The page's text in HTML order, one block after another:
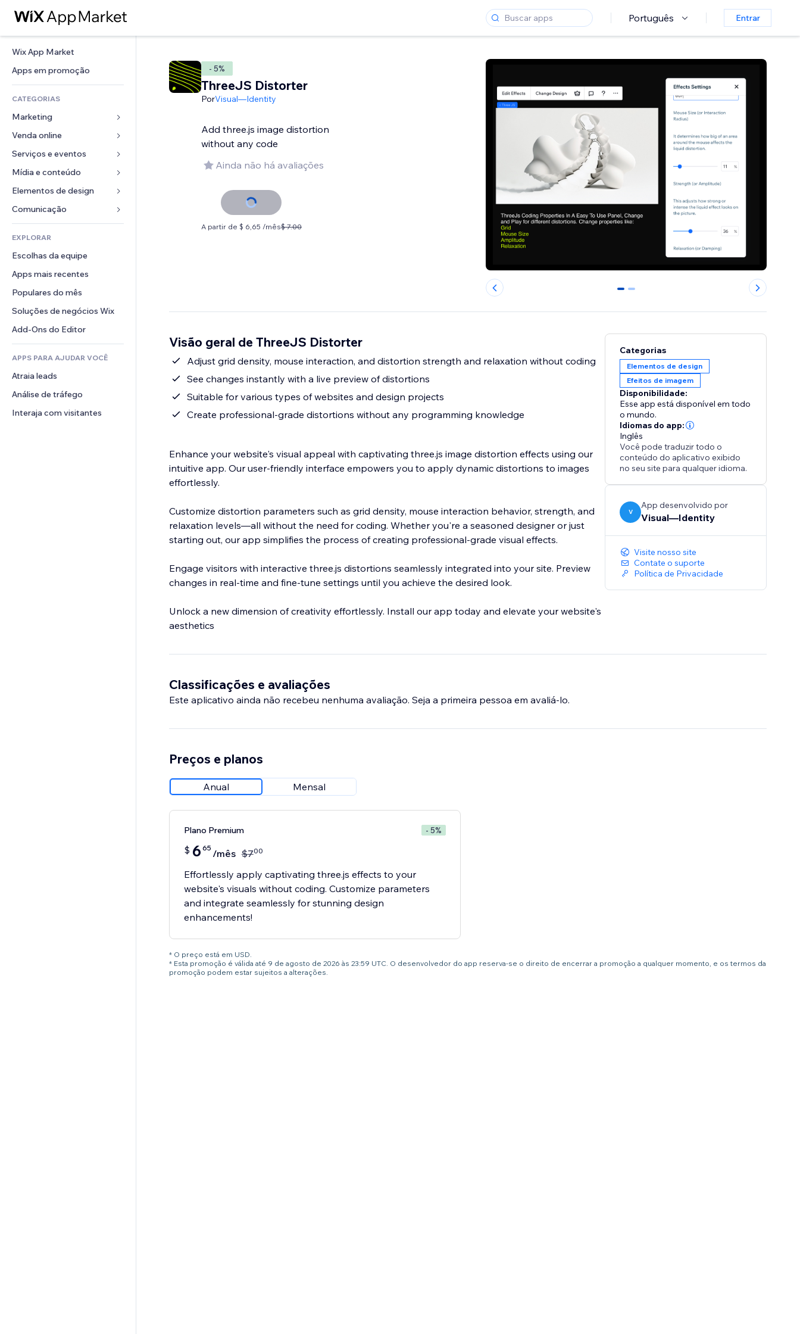
Português Entrar
Wix App Market
Apps em promoção
CATEGORIAS
Marketing
Anúncios
Mobile
Análises
Listas do site
Email
Venda online
Apps para lojas
Frete e entrega
Botões de venda
Contabilidade
Cupons e fidelidade
Soluções de armazenamento
Serviços e eventos
Hotéis
Eventos
Restaurantes
Imobiliária
Meus agendamentos
Mídia e conteúdo
Galeria
Músicas
Podcasts
Fotografia
Vídeo
PDF
Compartilhamento de arquivos
Notícias
Elementos de design
Mapas e navegação
Privacidade e segurança
Relógio
Templates de página
Efeitos de imagem
Botões e menus
Banners e selos
Calculadoras
Busca
Previsão do tempo
Tabelas e gráficos
Formulários
Enquetes
Chat
Comentários
Telefone
Comunidade
Avaliações e depoimentos
CRM
EXPLORAR
Escolhas da equipe
Apps mais recentes
Populares do mês
Soluções de negócios Wix
Add-Ons do Editor
APPS PARA AJUDAR VOCÊ
Atraia leads
Análise de tráfego
Interaja com visitantes
- 5%
ThreeJS Distorter
PorVisual—Identity
Add three.js image distortion
without any code
Ainda não há avaliações
A partir de $ 6,65 /mês$ 7.00
0 1
Visão geral de ThreeJS Distorter
Adjust grid density, mouse interaction, and distortion strength and relaxation without coding
See changes instantly with a live preview of distortions
Suitable for various types of websites and design projects
Create professional-grade distortions without any programming knowledge
Enhance your website's visual appeal with captivating three.js image distortion effects using our
intuitive app. Our user-friendly interface empowers you to apply dynamic distortions to images
effortlessly.
Customize distortion parameters such as grid density, mouse interaction behavior, strength, and
relaxation levels—all without the need for coding. Whether you're a seasoned designer or just
starting out, our app simplifies the process of creating professional-grade visual effects.
Engage visitors with interactive three.js distortions seamlessly integrated into your site. Preview
changes in real-time and fine-tune settings until you achieve the desired look.
Unlock a new dimension of creativity effortlessly. Install our app today and elevate your website's
aesthetics
Categorias
Elementos de design
Efeitos de imagem
Disponibilidade:
Esse app está disponível em todo
o mundo.
Idiomas do app:
Inglês
Você pode traduzir todo o
conteúdo do aplicativo exibido
no seu site para qualquer idioma.
V
App desenvolvido por
Visual—Identity
Visite nosso site
Contate o suporte
Política de Privacidade
Classificações e avaliações
Este aplicativo ainda não recebeu nenhuma avaliação. Seja a primeira pessoa em avaliá-lo.
Preços e planos
Anual Mensal
Plano Premium - 5%
$ 6 65 /mês $700
Effortlessly apply captivating three.js effects to your
website's visuals without coding. Customize parameters
and integrate seamlessly for stunning design
enhancements!
* O preço está em USD.
* Esta promoção é válida até 9 de agosto de 2026 às 23:59 UTC. O desenvolvedor do app reserva-se o direito de encerrar a promoção a qualquer momento, e os termos da
promoção podem estar sujeitos a alterações.